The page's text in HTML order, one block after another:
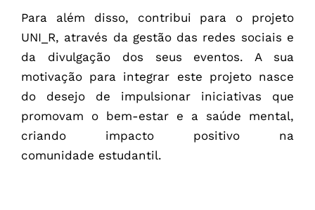
Para além disso, contribui para o projeto
UNI_R, através da gestão das redes sociais e
da divulgação dos seus eventos. A sua
motivação para integrar este projeto nasce
do desejo de impulsionar iniciativas que
promovam o bem-estar e a saúde mental,
criando impacto positivo na
comunidade estudantil.